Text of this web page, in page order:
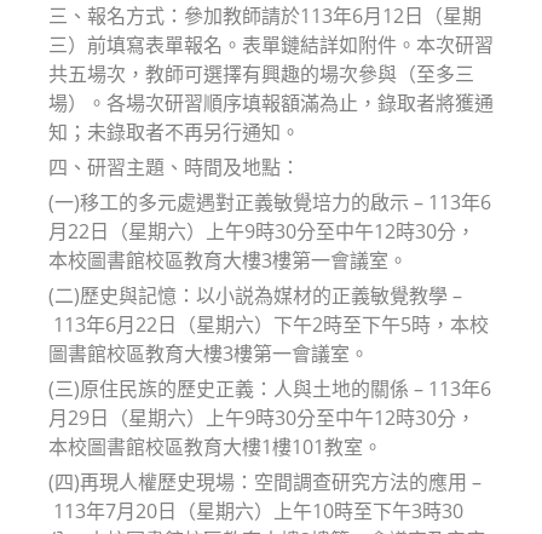
三、報名方式：參加教師請於113年6月12日（星期
三）前填寫表單報名。表單鏈結詳如附件。本次研習
共五場次，教師可選擇有興趣的場次參與（至多三
場）。各場次研習順序填報額滿為止，錄取者將獲通
知；未錄取者不再另行通知。
四、研習主題、時間及地點：
(一)移工的多元處遇對正義敏覺培力的啟示 – 113年6
月22日（星期六）上午9時30分至中午12時30分，
本校圖書館校區教育大樓3樓第一會議室。
(二)歷史與記憶：以小説為媒材的正義敏覺教學 –
113年6月22日（星期六）下午2時至下午5時，本校
圖書館校區教育大樓3樓第一會議室。
(三)原住民族的歷史正義：人與土地的關係 – 113年6
月29日（星期六）上午9時30分至中午12時30分，
本校圖書館校區教育大樓1樓101教室。
(四)再現人權歷史現場：空間調查研究方法的應用 –
113年7月20日（星期六）上午10時至下午3時30